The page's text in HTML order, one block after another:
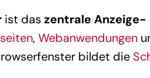
ist das zentrale
, Webanwendungen
bildet die